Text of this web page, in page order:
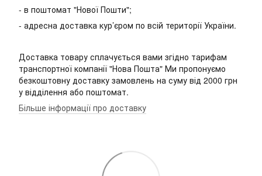
- в поштомат "Нової Пошти";
- адресна доставка кур’єром по всій території України.
Доставка товару сплачується вами згідно тарифам
транспортної компанії "Нова Пошта" Ми пропонуємо
безкоштовну доставку замовлень на суму від 2000 грн
у відділення або поштомат.
Більше інформації про доставку